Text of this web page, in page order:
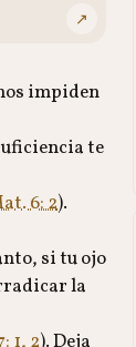
↗
impiden
te
6: 2).
si tu ojo
la